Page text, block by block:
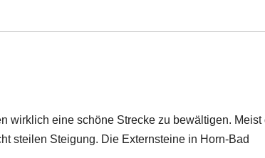
wirklich eine schöne Strecke zu bewältigen. Meist
steilen Steigung. Die Externsteine in Horn-Bad